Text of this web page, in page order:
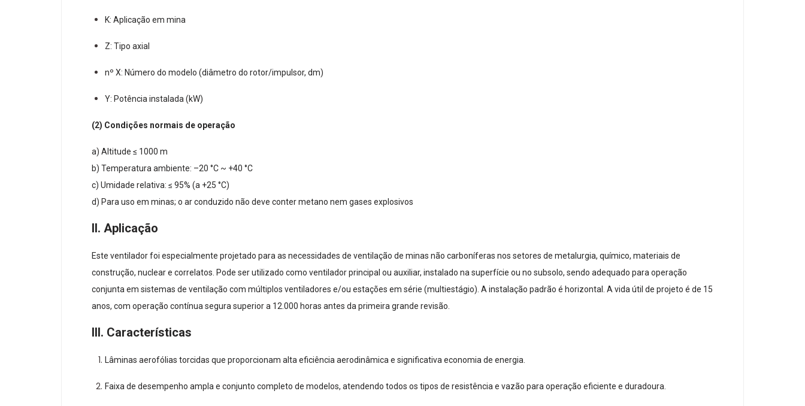
K: Aplicação em mina
Z: Tipo axial
nº X: Número do modelo (diâmetro do rotor/impulsor, dm)
Y: Potência instalada (kW)
(2) Condições normais de operação
a) Altitude ≤ 1000 m
b) Temperatura ambiente: –20 °C ~ +40 °C
c) Umidade relativa: ≤ 95% (a +25 °C)
d) Para uso em minas; o ar conduzido não deve conter metano nem gases explosivos
II. Aplicação
Este ventilador foi especialmente projetado para as necessidades de ventilação de minas não carboníferas nos setores de metalurgia, químico, materiais de
construção, nuclear e correlatos. Pode ser utilizado como ventilador principal ou auxiliar, instalado na superfície ou no subsolo, sendo adequado para operação
conjunta em sistemas de ventilação com múltiplos ventiladores e/ou estações em série (multiestágio). A instalação padrão é horizontal. A vida útil de projeto é de 15
anos, com operação contínua segura superior a 12.000 horas antes da primeira grande revisão.
III. Características
Lâminas aerofólias torcidas que proporcionam alta eficiência aerodinâmica e significativa economia de energia.
Faixa de desempenho ampla e conjunto completo de modelos, atendendo todos os tipos de resistência e vazão para operação eficiente e duradoura.